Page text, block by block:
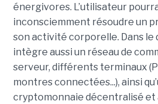
énergivores. L’utilisateur
inconsciemment résoudre un
son activité corporelle. Dans
intègre aussi un réseau de
serveur, différents terminaux
montres connectées...), ainsi
cryptomonnaie décentralisé et